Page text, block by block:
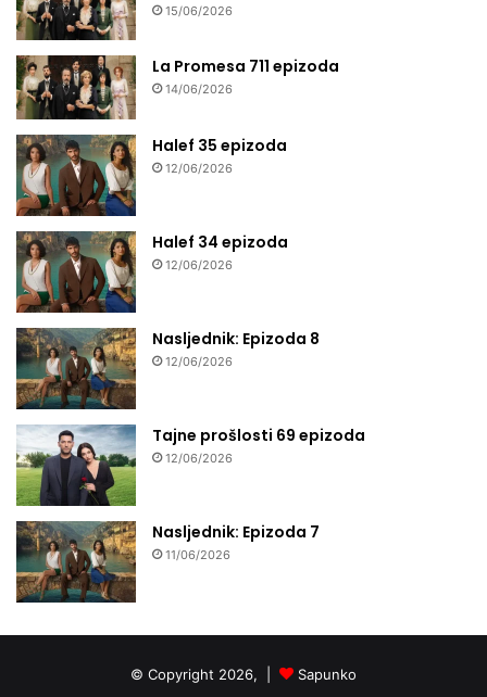
15/06/2026
La Promesa 711 epizoda
14/06/2026
Halef 35 epizoda
12/06/2026
Halef 34 epizoda
12/06/2026
Nasljednik: Epizoda 8
12/06/2026
Tajne prošlosti 69 epizoda
12/06/2026
Nasljednik: Epizoda 7
11/06/2026
© Copyright 2026, | Sapunko